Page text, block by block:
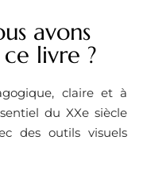
avons
livre ?
claire et à
du XXe siècle
des outils visuels